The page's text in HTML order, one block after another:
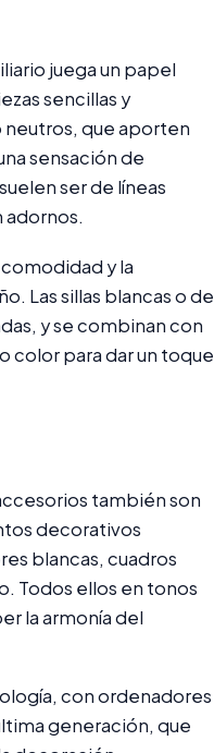
juega un papel
sencillas y
neutros, que aporten
sensación de
ser de líneas
adornos.
comodidad y la
Las sillas blancas o de
y se combinan con
color para dar un toque
también son
decorativos
blancas, cuadros
Todos ellos en tonos
la armonía del
con ordenadores
generación, que